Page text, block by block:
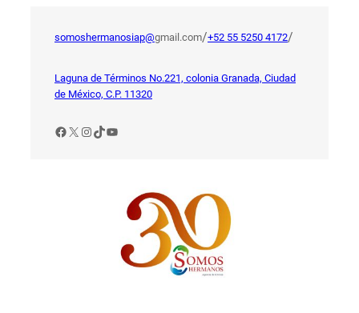
somoshermanosiap@gmail.com/+52 55 5250 4172/
Laguna de Términos No.221, colonia Granada, Ciudad
de México, C.P. 11320
Facebook
X Instagram
TikTok
YouTube